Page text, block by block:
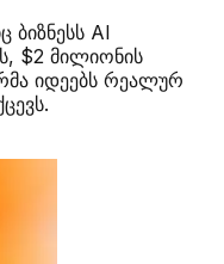
ბიზნესს AI
$2 მილიონის
იდეებს რეალურ